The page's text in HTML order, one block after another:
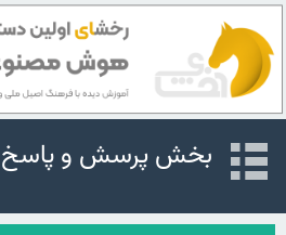
بخش پرسش و پاسخ